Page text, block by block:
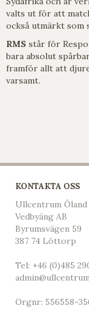
valts ut för att
också utmärkt som
RMS står för
bara absolut
framför allt att
varsamt.
KONTAKTA OSS
Ullcentrum
Vedbyäng AB
Byrumsvägen 59
387 74 Löttorp
Tel: +46 (0)485
Orgnr: 556558-